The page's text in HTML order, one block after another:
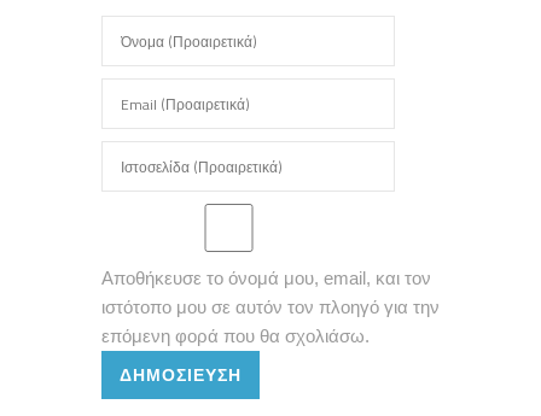
Αποθήκευσε το όνομά μου, email, και τον
ιστότοπο μου σε αυτόν τον πλοηγό για την
επόμενη φορά που θα σχολιάσω.
ΔΗΜΟΣΊΕΥΣΗ